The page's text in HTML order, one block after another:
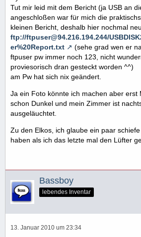
Tut mir leid mit dem Bericht (ja USB an
angeschloßen war für mich die
kleinen Bericht, deshalb hier nochmal
ftp://ftpuser@94.216.194.244/
er%20Report.txt
(sehe grad wen er
ftpuser pw immer noch 123, nicht
proviesorisch dran gesteckt worden ^^)
am Pw hat sich nix geändert.
Ja ein Foto könnte ich machen aber erst
schon Dunkel und mein Zimmer ist
ausgeläuchtet.
Zu den Elkos, ich glaube ein paar
haben als ich das letzte mal den Lüfter
Bassboy
lebendes Inventar
13. Januar 2010 um 23:34